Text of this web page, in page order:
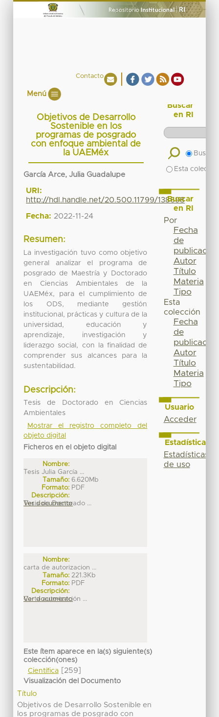
Contacto
Menú
Objetivos de Desarrollo
Sostenible en los
programas de posgrado
con enfoque ambiental de
la UAEMéx
García Arce, Julia Guadalupe
URI:
http://hdl.handle.net/20.500.11799/138698
Fecha: 2022-11-24
Resumen:
La investigación tuvo como objetivo
general analizar el programa de
posgrado de Maestría y Doctorado
en Ciencias Ambientales de la
UAEMéx, para el cumplimiento de
los ODS, mediante gestión
institucional, prácticas y cultura de la
universidad, educación y
aprendizaje, investigación y
liderazgo social, con la finalidad de
comprender sus alcances para la
sustentabilidad.
Descripción:
Tesis de Doctorado en Ciencias
Ambientales
Mostrar el registro completo del
objeto digital
Ficheros en el objeto digital
Nombre:
Tesis Julia García ...
Tamaño: 6.620Mb
Formato: PDF
Descripción:
Tesis de Doctorado ...
Ver documento
Nombre:
carta de autorizacion ...
Tamaño: 221.3Kb
Formato: PDF
Descripción:
Carta autorización ...
Ver documento
Este ítem aparece en la(s) siguiente(s)
colección(ones)
Científica[259]
Visualización del Documento
Título
Objetivos de Desarrollo Sostenible en
los programas de posgrado con
Buscar
en RI
Buscar
Esta
Buscar
en RI
Por
Fecha
de
publicación
Autor
Título
Materia
Tipo
Esta
colección
Fecha
de
publicación
Autor
Título
Materia
Tipo
Usuario
Acceder
Estadísticas
Estadísticas
de uso